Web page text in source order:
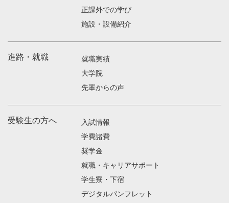
正課外での学び
施設・設備紹介
進路・就職
就職実績
大学院
先輩からの声
受験生の方へ
入試情報
学費諸費
奨学金
就職・キャリアサポート
学生寮・下宿
デジタルパンフレット